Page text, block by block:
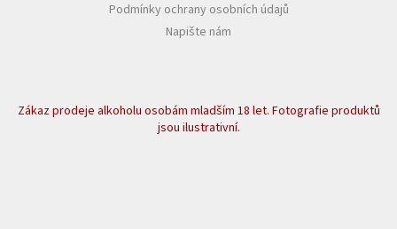
Podmínky ochrany osobních údajů
Napište nám
Zákaz prodeje alkoholu osobám mladším 18 let. Fotografie produktů
jsou ilustrativní.